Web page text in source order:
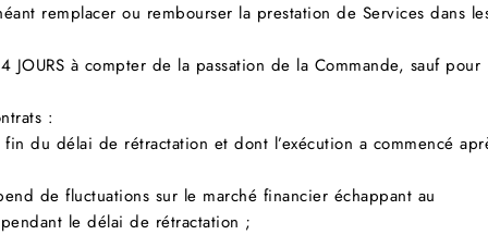
remplacer ou rembourser la prestation de Services dans
à compter de la passation de la Commande, sauf
:
du délai de rétractation et dont l’exécution a commencé
de fluctuations sur le marché financier échappant au
le délai de rétractation ;